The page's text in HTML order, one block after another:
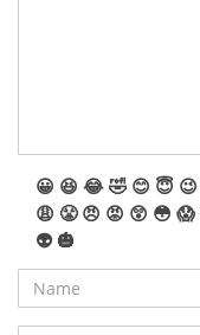
😀 😆 😂🤣 😊 😇 😉
😩 😤 😠 😡 😲 😳 😱
👽 🎃